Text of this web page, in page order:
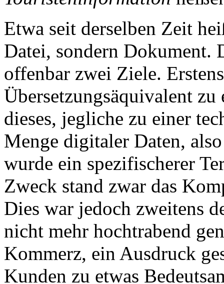
Etwa seit derselben Zeit
Datei, sondern Dokument.
offenbar zwei Ziele.
Übersetzungsäquivalent
dieses, jegliche zu einer
Menge digitaler Daten,
wurde ein spezifischerer
Zweck stand zwar das
Dies war jedoch zweitens
nicht mehr hochtrabend
Kommerz, ein Ausdruck
Kunden zu etwas